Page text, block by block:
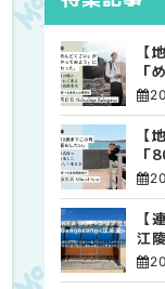
【
「
よ
自
【
「
い
【
江
時